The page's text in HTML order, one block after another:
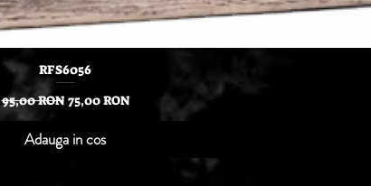
Afișare rapidă
RFS6056
Preț normal
95,00 RON Preț redus
75,00 RON
Adauga in cos